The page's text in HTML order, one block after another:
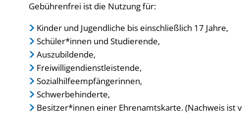
Gebührenfrei ist die Nutzung für:
Kinder und Jugendliche bis einschließlich 17 Jahre,
Schüler*innen und Studierende,
Auszubildende,
Freiwilligendienstleistende,
Sozialhilfeempfängerinnen,
Schwerbehinderte,
Besitzer*innen einer Ehrenamtskarte. (Nachweis ist